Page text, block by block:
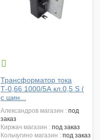

Трансформатор тока
Т-0,66 1000/5А кл.0,5 S (
с шин...
александров магазин : под
заказ
киржач магазин : под заказ
кольчугино магазин : под заказ